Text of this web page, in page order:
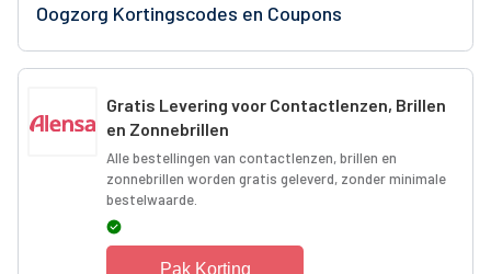
Oogzorg Kortingscodes en Coupons
Gratis Levering voor Contactlenzen, Brillen
en Zonnebrillen
Alle bestellingen van contactlenzen, brillen en
zonnebrillen worden gratis geleverd, zonder minimale
bestelwaarde.
Pak Korting